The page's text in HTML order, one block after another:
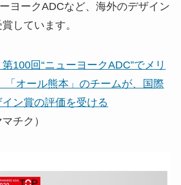
ヨークADCなど、海外のデザイン
しています。
第100回“ニューヨークADC”でメリ
「オール熊本」のチームが、国際
ン賞の評価を受ける
チク）